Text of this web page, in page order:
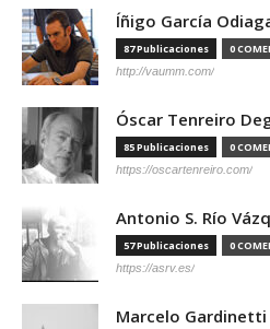
Íñigo García
87 Publicaciones 0
http://vaumm.com/
Óscar Tenreiro
85 Publicaciones 0
https://oscartenreiro.com/
Antonio S. Río
57 Publicaciones 0
https://asrv.es/
Marcelo Gardinetti